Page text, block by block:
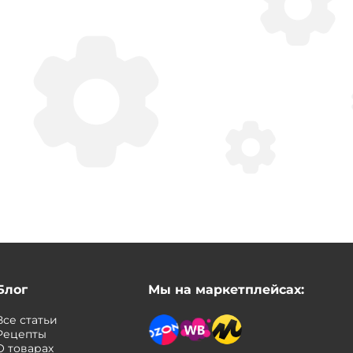
статьи
товарах
Мы на маркетплейсах: